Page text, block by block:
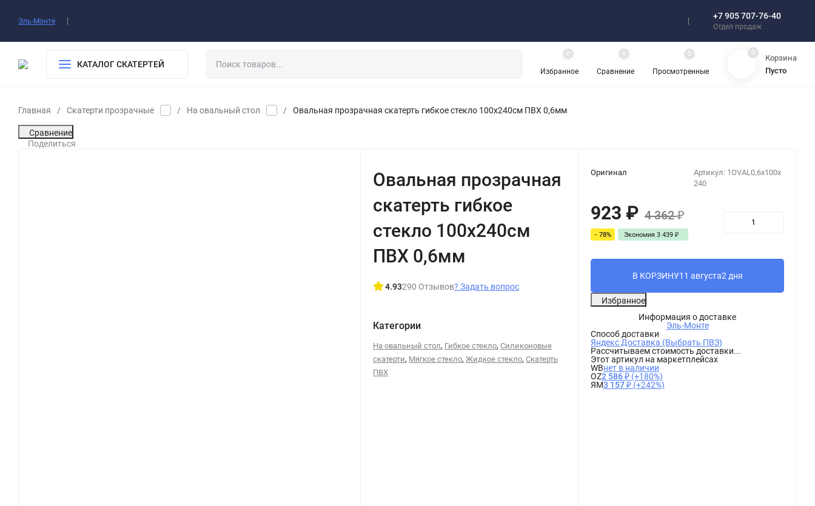
Эль-Монте
+7 905 707-76-40
Отдел продаж
КАТАЛОГ СКАТЕРТЕЙ
Избранное
0
Сравнение
0
Просмотренные
0 0
Корзина
Пусто
Главная / Скатерти прозрачные / На овальный стол / Овальная прозрачная скатерть гибкое стекло 100x240см ПВХ 0,6мм
Сравнение
Поделиться
Овальная прозрачная
скатерть гибкое
стекло 100x240см
ПВХ 0,6мм
4.93290 Отзывов? Задать вопрос
Категории
На овальный стол, Гибкое стекло,Силиконовые
скатерти, Мягкое стекло,Жидкое стекло,Скатерть
ПВХ
Артикул: 1OVAL0,6x100x
240
Оригинал
923 ₽ 4 362₽
- 78% Экономия3 439₽
В КОРЗИНУ11 августа2 дня
Избранное
Информация о доставке
Эль-Монте
Способ доставки
Яндекс Доставка (Выбрать ПВЗ)
Рассчитываем стоимость доставки...
Этот артикул на маркетплейсах
WBнет в наличии
OZ2 586 ₽ (+180%)
ЯМ3 157 ₽ (+242%)